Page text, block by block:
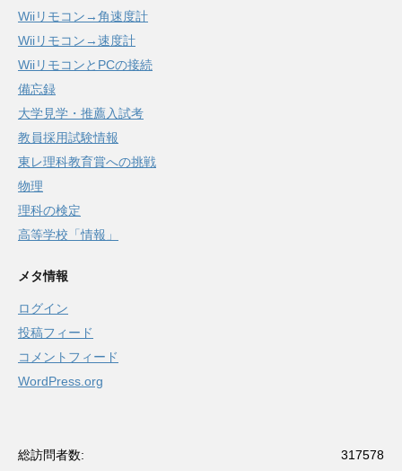
Wiiリモコン→角速度計
Wiiリモコン→速度計
WiiリモコンとPCの接続
備忘録
大学見学・推薦入試考
教員採用試験情報
東レ理科教育賞への挑戦
物理
理科の検定
高等学校「情報」
メタ情報
ログイン
投稿フィード
コメントフィード
WordPress.org
317578
総訪問者数: